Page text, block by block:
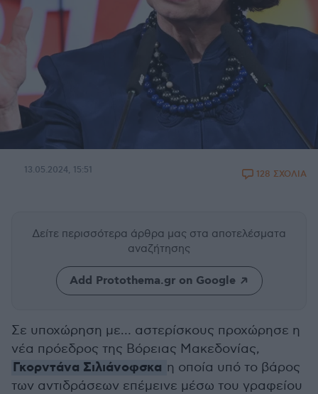
13.05.2024, 15:51 128 ΣΧΟΛΙΑ
Δείτε περισσότερα άρθρα μας στα αποτελέσματα
αναζήτησης
Add Protothema.gr on Google
Σε υποχώρηση με… αστερίσκους προχώρησε η
νέα πρόεδρος της Βόρειας Μακεδονίας,
Γκορντάνα Σιλιάνοφσκα η οποία υπό το βάρος
των αντιδράσεων επέμεινε μέσω του γραφείου